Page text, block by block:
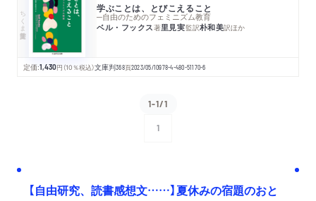
ちくま学芸文庫 学ぶことは、とびこえること
─自由のためのフェミニズム教育
ベル・フックス著里見実監訳朴和美訳ほか
定価:1,430円 （10％税込）文庫判368頁2023/05/10978-4-480-51170-6
1-1/1
1
【自由研究、読書感想文……】夏休みの宿題のおと